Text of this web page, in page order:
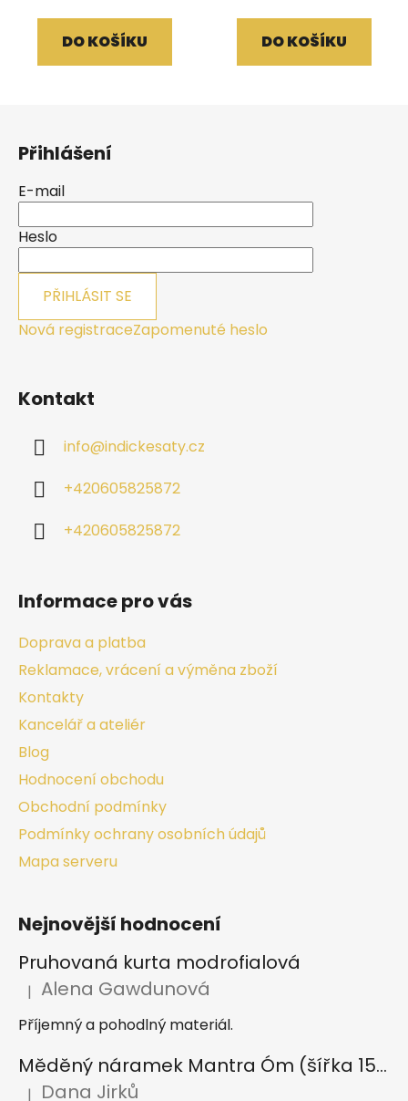
DO KOŠÍKU DO KOŠÍKU
Přihlášení
E-mail
Heslo
PŘIHLÁSIT SE
Nová registraceZapomenuté heslo
Kontakt
info@indickesaty.cz
+420605825872
+420605825872
Informace pro vás
Doprava a platba
Reklamace, vrácení a výměna zboží
Kontakty
Kancelář a ateliér
Blog
Hodnocení obchodu
Obchodní podmínky
Podmínky ochrany osobních údajů
Mapa serveru
Nejnovější hodnocení
Pruhovaná kurta modrofialová
Hodnocení produktu je 5 z 5 hvězdiček.
| Alena Gawdunová
Příjemný a pohodlný materiál.
Měděný náramek Mantra Óm (šířka 15 mm)
| Dana Jirků